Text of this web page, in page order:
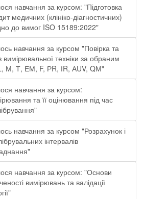
навчання за курсом: "Підготовка
медичних (клініко-діагностичних)
до вимог ISO 15189:2022"
навчання за курсом "Повірка та
вимірювальної техніки за обраним
М, Т, ЕМ, F, РR, ІR, АUV, QМ"
навчання за курсом:
та її оцінювання під час
навчання за курсом "Розрахунок і
інтервалів
навчання за курсом: "Основи
вимірювань та валідації